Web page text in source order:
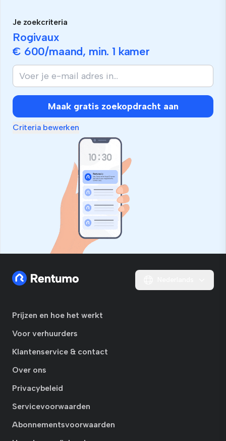
Je zoekcriteria
Rogivaux
€ 600/maand, min. 1 kamer
Maak gratis zoekopdracht aan
Criteria bewerken
Prijzen en hoe het werkt
Voor verhuurders
Klantenservice & contact
Over ons
Privacybeleid
Servicevoorwaarden
Abonnementsvoorwaarden